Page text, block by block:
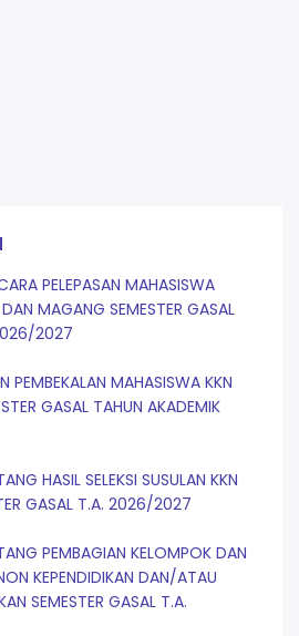
PELEPASAN MAHASISWA
DAN MAGANG SEMESTER GASAL
2027
PEMBEKALAN MAHASISWA KKN
GASAL TAHUN AKADEMIK
HASIL SELEKSI SUSULAN KKN
GASAL T.A. 2026/2027
PEMBAGIAN KELOMPOK DAN
KEPENDIDIKAN DAN/ATAU
SEMESTER GASAL T.A.